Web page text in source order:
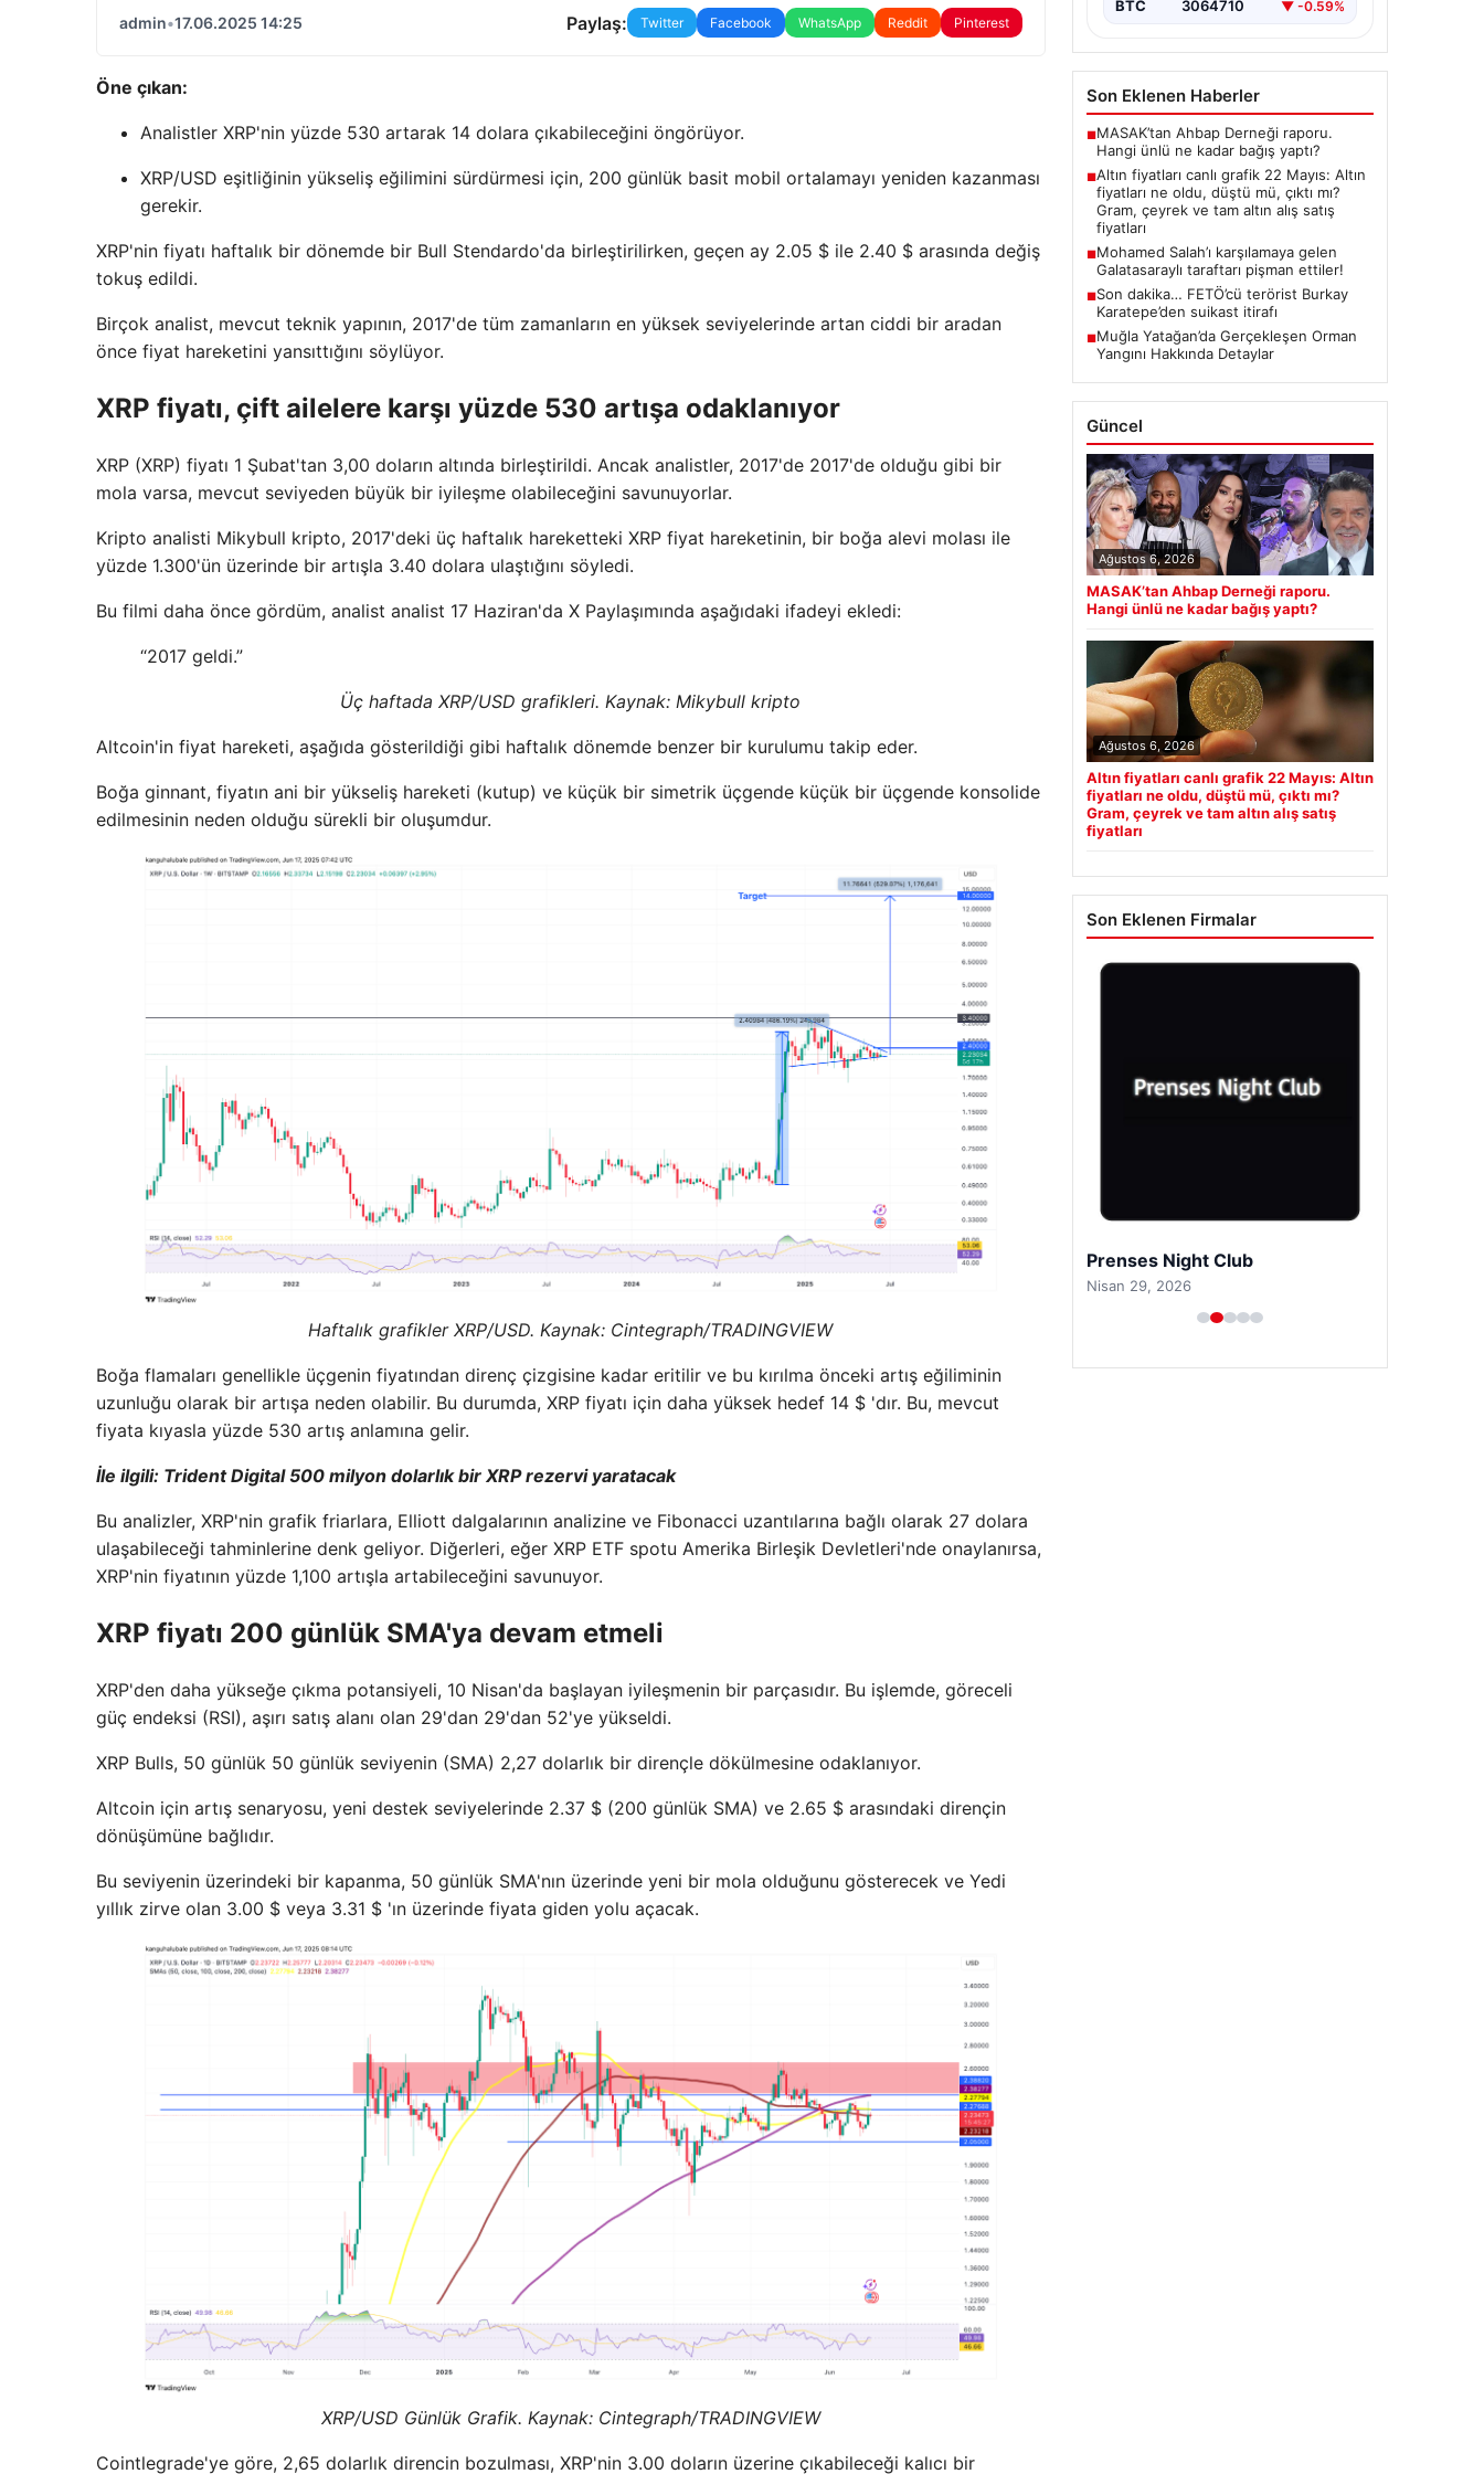
admin•17.06.2025 14:25 Paylaş: Twitter Facebook WhatsApp Reddit Pinterest
Öne çıkan:
Analistler XRP'nin yüzde 530 artarak 14 dolara çıkabileceğini öngörüyor.
XRP/USD eşitliğinin yükseliş eğilimini sürdürmesi için, 200 günlük basit mobil ortalamayı yeniden kazanması
gerekir.
XRP'nin fiyatı haftalık bir dönemde bir Bull Stendardo'da birleştirilirken, geçen ay 2.05 $ ile 2.40 $ arasında değiş
tokuş edildi.
Birçok analist, mevcut teknik yapının, 2017'de tüm zamanların en yüksek seviyelerinde artan ciddi bir aradan
önce fiyat hareketini yansıttığını söylüyor.
XRP fiyatı, çift ailelere karşı yüzde 530 artışa odaklanıyor
XRP (XRP) fiyatı 1 Şubat'tan 3,00 doların altında birleştirildi. Ancak analistler, 2017'de 2017'de olduğu gibi bir
mola varsa, mevcut seviyeden büyük bir iyileşme olabileceğini savunuyorlar.
Kripto analisti Mikybull kripto, 2017'deki üç haftalık hareketteki XRP fiyat hareketinin, bir boğa alevi molası ile
yüzde 1.300'ün üzerinde bir artışla 3.40 dolara ulaştığını söyledi.
Bu filmi daha önce gördüm, analist analist 17 Haziran'da X Paylaşımında aşağıdaki ifadeyi ekledi:
“2017 geldi.”
Üç haftada XRP/USD grafikleri. Kaynak:Mikybull kripto
Altcoin'in fiyat hareketi, aşağıda gösterildiği gibi haftalık dönemde benzer bir kurulumu takip eder.
Boğa ginnant, fiyatın ani bir yükseliş hareketi (kutup) ve küçük bir simetrik üçgende küçük bir üçgende konsolide
edilmesinin neden olduğu sürekli bir oluşumdur.
Haftalık grafikler XRP/USD. Kaynak: Cintegraph/TRADINGVIEW
Boğa flamaları genellikle üçgenin fiyatından direnç çizgisine kadar eritilir ve bu kırılma önceki artış eğiliminin
uzunluğu olarak bir artışa neden olabilir. Bu durumda, XRP fiyatı için daha yüksek hedef 14 $ 'dır. Bu, mevcut
fiyata kıyasla yüzde 530 artış anlamına gelir.
İle ilgili: Trident Digital 500 milyon dolarlık bir XRP rezervi yaratacak
Bu analizler, XRP'nin grafik friarlara, Elliott dalgalarının analizine ve Fibonacci uzantılarına bağlı olarak 27 dolara
ulaşabileceği tahminlerine denk geliyor. Diğerleri, eğer XRP ETF spotu Amerika Birleşik Devletleri'nde onaylanırsa,
XRP'nin fiyatının yüzde 1,100 artışla artabileceğini savunuyor.
XRP fiyatı 200 günlük SMA'ya devam etmeli
XRP'den daha yükseğe çıkma potansiyeli, 10 Nisan'da başlayan iyileşmenin bir parçasıdır. Bu işlemde, göreceli
güç endeksi (RSI), aşırı satış alanı olan 29'dan 29'dan 52'ye yükseldi.
XRP Bulls, 50 günlük 50 günlük seviyenin (SMA) 2,27 dolarlık bir dirençle dökülmesine odaklanıyor.
Altcoin için artış senaryosu, yeni destek seviyelerinde 2.37 $ (200 günlük SMA) ve 2.65 $ arasındaki dirençin
dönüşümüne bağlıdır.
Bu seviyenin üzerindeki bir kapanma, 50 günlük SMA'nın üzerinde yeni bir mola olduğunu gösterecek ve Yedi
yıllık zirve olan 3.00 $ veya 3.31 $ 'ın üzerinde fiyata giden yolu açacak.
XRP/USD Günlük Grafik. Kaynak: Cintegraph/TRADINGVIEW
Cointlegrade'ye göre, 2,65 dolarlık direncin bozulması, XRP'nin 3.00 doların üzerine çıkabileceği kalıcı bir
BTC 3064710 ▼ -0.59%
Son Eklenen Haberler
■MASAK’tan Ahbap Derneği raporu.
Hangi ünlü ne kadar bağış yaptı?
■Altın fiyatları canlı grafik 22 Mayıs: Altın
fiyatları ne oldu, düştü mü, çıktı mı?
Gram, çeyrek ve tam altın alış satış
fiyatları
■Mohamed Salah’ı karşılamaya gelen
Galatasaraylı taraftarı pişman ettiler!
■Son dakika… FETÖ’cü terörist Burkay
Karatepe’den suikast itirafı
■Muğla Yatağan’da Gerçekleşen Orman
Yangını Hakkında Detaylar
Güncel
Ağustos 6, 2026
MASAK’tan Ahbap Derneği raporu.
Hangi ünlü ne kadar bağış yaptı?
Ağustos 6, 2026
Altın fiyatları canlı grafik 22 Mayıs: Altın
fiyatları ne oldu, düştü mü, çıktı mı?
Gram, çeyrek ve tam altın alış satış
fiyatları
Son Eklenen Firmalar
Prenses Night Club
Nisan 29, 2026